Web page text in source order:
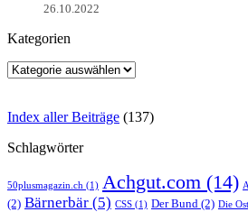
26.10.2022
Kategorien
Kategorien
Index aller Beiträge (137)
Schlagwörter
50plusmagazin.ch (1) Achgut.com (14)
(2) Bärnerbär (5) CSS (1) Der Bund (2) Die